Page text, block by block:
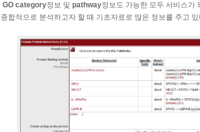
GO category정보 및 pathway정보도 가능한 모두 서비스가
종합적으로 분석하고자 할 때 기초자료로 많은 정보를 주고